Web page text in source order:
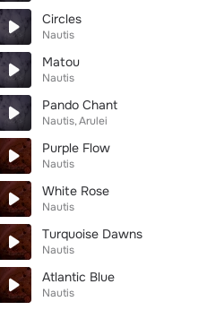
Circles
Nautis
Matou
Nautis
Pando Chant
Nautis Arulei
Purple Flow
Nautis
White Rose
Nautis
Turquoise Dawns
Nautis
Atlantic Blue
Nautis